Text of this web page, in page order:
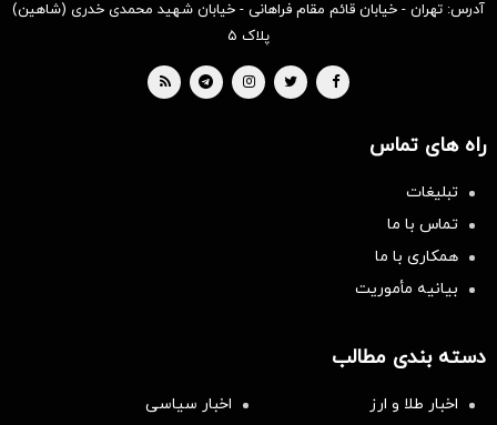
آدرس: تهران - خیابان قائم مقام فراهانی - خیابان شهید محمدی خدری (شاهین)
پلاک ۵
راه های تماس
تبلیغات
تماس با ما
همکاری با ما
بیانیه مأموریت
دسته بندی مطالب
اخبار طلا و ارز
اخبار سیاسی